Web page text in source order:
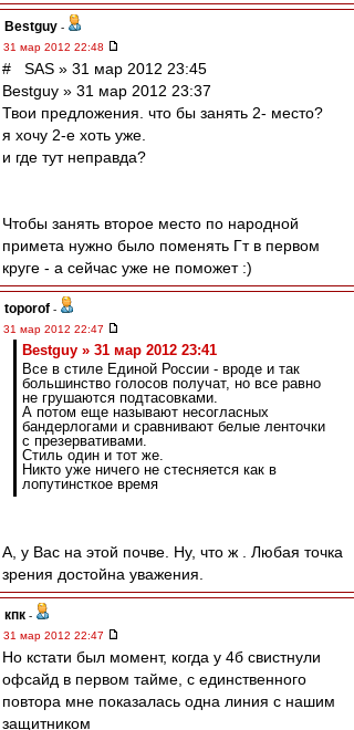
Bestguy -
31 мар 2012 22:48
# SAS » 31 мар 2012 23:45
Bestguy » 31 мар 2012 23:37
Твои предложения. что бы занять 2- место?
я хочу 2-е хоть уже.
и где тут неправда?
Чтобы занять второе место по народной
примета нужно было поменять Гт в первом
круге - а сейчас уже не поможет :)
toporof -
31 мар 2012 22:47
Bestguy » 31 мар 2012 23:41
Все в стиле Единой России - вроде и так
большинство голосов получат, но все равно
не грушаются подтасовками.
А потом еще называют несогласных
бандерлогами и сравнивают белые ленточки
с презервативами.
Стиль один и тот же.
Никто уже ничего не стесняется как в
лопутинсткое время
А, у Вас на этой почве. Ну, что ж . Любая точка
зрения достойна уважения.
кпк -
31 мар 2012 22:47
Но кстати был момент, когда у 4б свистнули
офсайд в первом тайме, с единственного
повтора мне показалась одна линия с нашим
защитником